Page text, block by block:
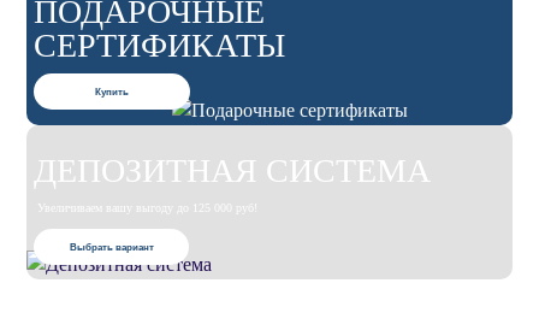
ПОДАРОЧНЫЕ
СЕРТИФИКАТЫ
Купить
ДЕПОЗИТНАЯ СИСТЕМА
Увеличиваем вашу выгоду до 125 000 руб!
Выбрать вариант